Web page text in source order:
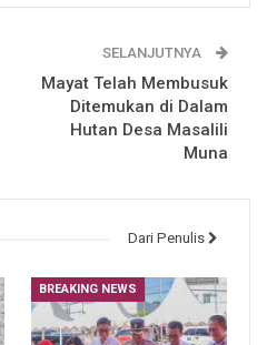
SELANJUTNYA
Mayat Telah Membusuk
Ditemukan di Dalam
Hutan Desa Masalili
Muna
Dari Penulis
BREAKING NEWS